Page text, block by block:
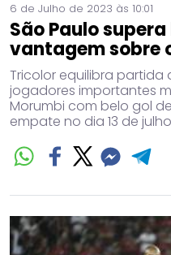
6 de Julho de 2023 às 10:01
São Paulo
vantagem sobre
Tricolor equilibra partida
jogadores importantes
Morumbi com belo gol
empate no dia 13 de julho